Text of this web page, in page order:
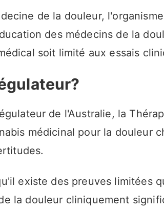
de la douleur,
des médecins de la
soit limité aux essais
de l'Australie, la
médicinal pour la douleur
existe des preuves limitées
la douleur cliniquement